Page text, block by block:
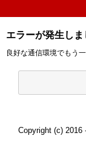
エラーが発生しま
良好な通信環境でもう
Copyright (c) 2016